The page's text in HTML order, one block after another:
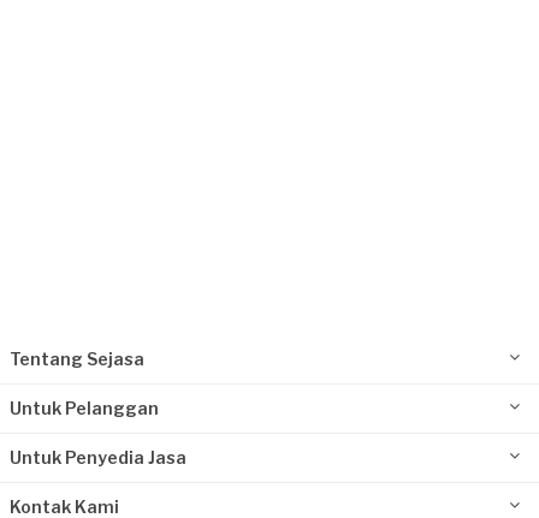
Tentang Sejasa
Untuk Pelanggan
Untuk Penyedia Jasa
Kontak Kami